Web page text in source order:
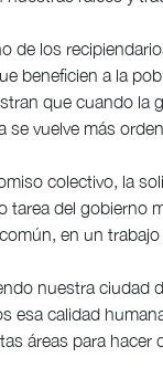
de los
beneficien a la
que cuando la
se vuelve más
colectivo, la
tarea del gobierno
en un
nuestra ciudad
esa calidad
áreas para hacer